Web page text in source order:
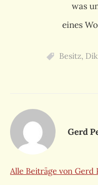
was
eines
Besitz,
Gerd
Alle Beiträge von